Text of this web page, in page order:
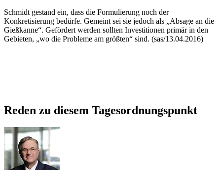
Schmidt gestand ein, dass die Formulierung noch der
Konkretisierung bedürfe. Gemeint sei sie jedoch als „Absage an die
Gießkanne“. Gefördert werden sollten Investitionen primär in den
Gebieten, „wo die Probleme am größten“ sind. (sas/13.04.2016)
Reden zu diesem Tagesordnungspunkt